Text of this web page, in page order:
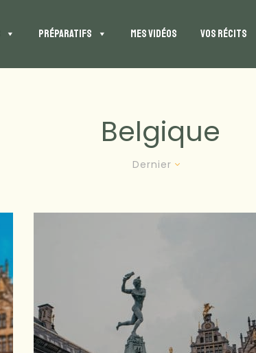
PRÉPARATIFS MES VIDÉOS VOS RÉCITS
Belgique
Dernier